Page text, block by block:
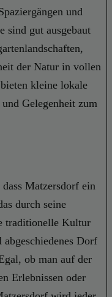
und
sind gut ausgebaut
der Natur in vollen
kleine lokale
Gelegenheit zum
dass Matzersdorf ein
durch seine
traditionelle Kultur
Dorf
ob man auf der
Erlebnissen oder